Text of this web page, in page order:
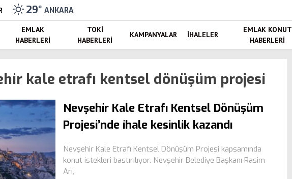
29° ANKARA
EMLAK
HABERLERI
TOKI
HABERLERI
KAMPANYALAR İHALELER
EMLAK KONUT
HABERLERI
kale etrafı kentsel dönüşüm projesi
Nevşehir Kale Etrafı Kentsel Dönüşüm
Projesi’nde ihale kesinlik kazandı
Nevşehir Kale Etrafı Kentsel Dönüşüm Projesi kapsamında
konut istekleri bastırılıyor. Nevşehir Belediye Başkanı Rasim
Arı,